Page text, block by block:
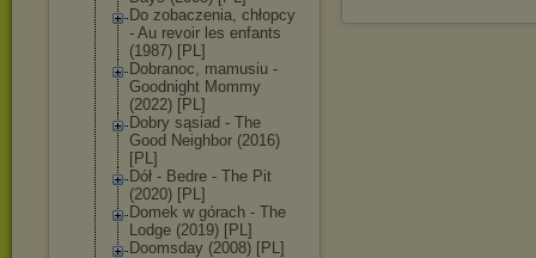
Do zobaczenia, chłopcy
- Au revoir les enfants
(1987) [PL]
Dobranoc, mamusiu -
Goodnight Mommy
(2022) [PL]
Dobry sąsiad - The
Good Neighbor (2016)
[PL]
Dół - Bedre - The Pit
(2020) [PL]
Domek w górach - The
Lodge (2019) [PL]
Doomsday (2008) [PL]